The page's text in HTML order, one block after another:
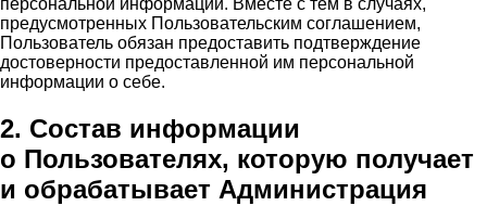
персональной информации. Вместе с тем в случаях,
предусмотренных Пользовательским соглашением,
Пользователь обязан предоставить подтверждение
достоверности предоставленной им персональной
информации о себе.
2. Состав информации
о Пользователях, которую получает
и обрабатывает Администрация